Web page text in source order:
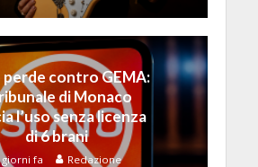
perde contro GEMA:
di Monaco
l’uso senza licenza
di 6 brani
giorni fa Redazione